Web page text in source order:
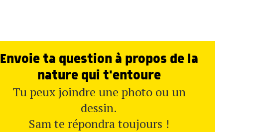
Envoie ta question à propos de la
nature qui t'entoure
Tu peux joindre une photo ou un
dessin.
Sam te répondra toujours !